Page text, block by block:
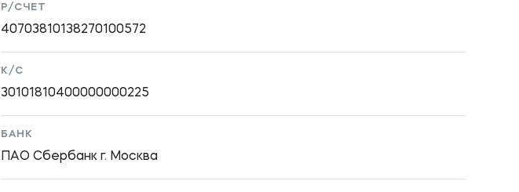
Р/СЧЕТ
40703810138270100572
К/С
30101810400000000225
БАНК
ПАО Сбербанк г. Москва